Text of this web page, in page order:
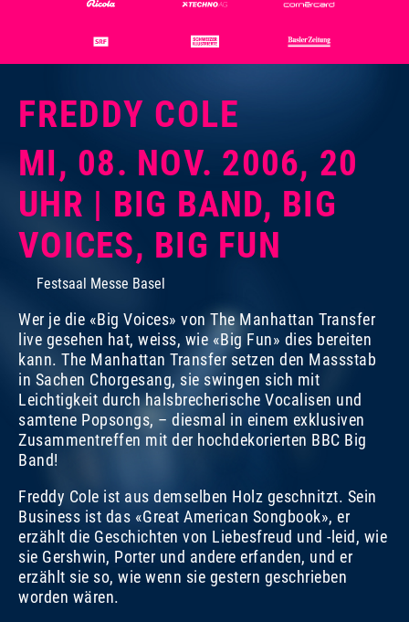
FREDDY COLE
MI, 08. NOV. 2006, 20
UHR | BIG BAND, BIG
VOICES, BIG FUN
Festsaal Messe Basel
Wer je die «Big Voices» von The Manhattan Transfer
live gesehen hat, weiss, wie «Big Fun» dies bereiten
kann. The Manhattan Transfer setzen den Massstab
in Sachen Chorgesang, sie swingen sich mit
Leichtigkeit durch halsbrecherische Vocalisen und
samtene Popsongs, – diesmal in einem exklusiven
Zusammentreffen mit der hochdekorierten BBC Big
Band!
Freddy Cole ist aus demselben Holz geschnitzt. Sein
Business ist das «Great American Songbook», er
erzählt die Geschichten von Liebesfreud und -leid, wie
sie Gershwin, Porter und andere erfanden, und er
erzählt sie so, wie wenn sie gestern geschrieben
worden wären.